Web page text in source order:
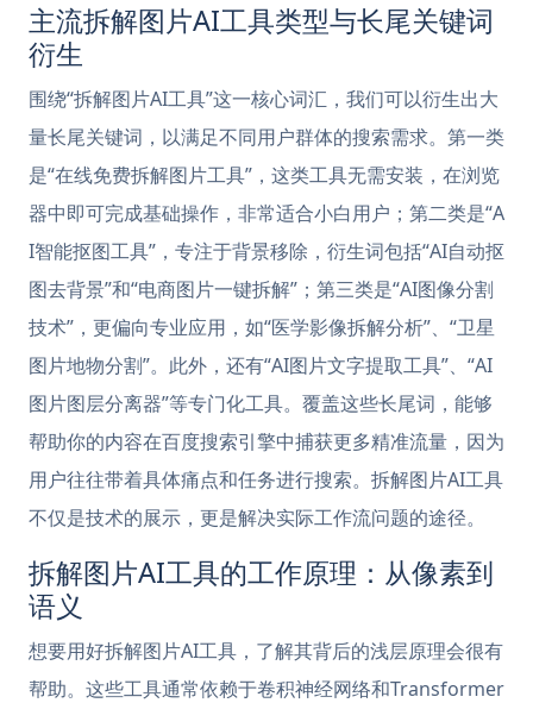
主流拆解图片AI工具类型与长尾关键词
衍生
围绕“拆解图片AI工具”这一核心词汇，我们可以衍生出大
量长尾关键词，以满足不同用户群体的搜索需求。第一类
是“在线免费拆解图片工具”，这类工具无需安装，在浏览
器中即可完成基础操作，非常适合小白用户；第二类是“A
I智能抠图工具”，专注于背景移除，衍生词包括“AI自动抠
图去背景”和“电商图片一键拆解”；第三类是“AI图像分割
技术”，更偏向专业应用，如“医学影像拆解分析”、“卫星
图片地物分割”。此外，还有“AI图片文字提取工具”、“AI
图片图层分离器”等专门化工具。覆盖这些长尾词，能够
帮助你的内容在百度搜索引擎中捕获更多精准流量，因为
用户往往带着具体痛点和任务进行搜索。拆解图片AI工具
不仅是技术的展示，更是解决实际工作流问题的途径。
拆解图片AI工具的工作原理：从像素到
语义
想要用好拆解图片AI工具，了解其背后的浅层原理会很有
帮助。这些工具通常依赖于卷积神经网络和Transformer